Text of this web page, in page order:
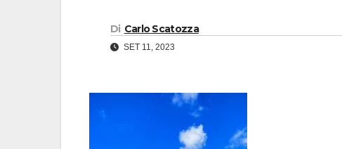
Di Carlo Scatozza
SET 11, 2023